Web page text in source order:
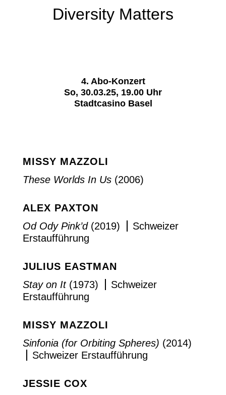
Diversity Matters
4. Abo-Konzert
So, 30.03.25, 19.00 Uhr
Stadtcasino Basel
MISSY MAZZOLI
These Worlds In Us (2006)
ALEX PAXTON
Od Ody Pink’d(2019)
Schweizer
Erstaufführung
JULIUS EASTMAN
Stay on It(1973)
Schweizer
Erstaufführung
MISSY MAZZOLI
Sinfonia (for Orbiting Spheres) (2014)
Schweizer Erstaufführung
JESSIE COX